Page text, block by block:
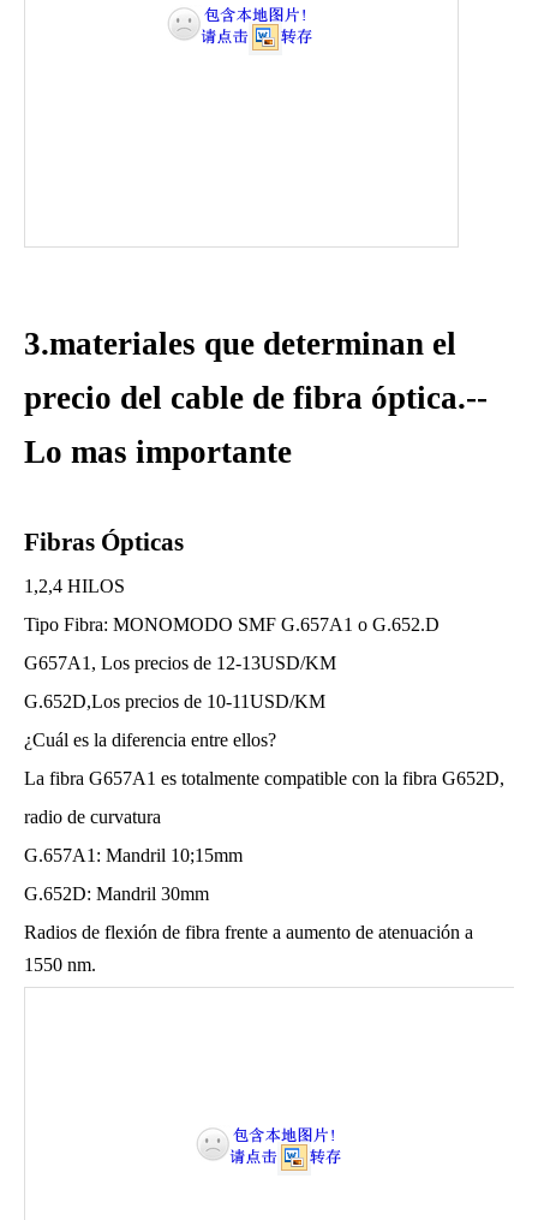
3.materiales que determinan el
precio del cable de fibra óptica.--
Lo mas importante
Fibras Ópticas
1,2,4 HILOS
Tipo Fibra: MONOMODO SMF G.657A1 o G.652.D
G657A1, Los precios de 12-13USD/KM
G.652D,Los precios de 10-11USD/KM
¿Cuál es la diferencia entre ellos?
La fibra G657A1 es totalmente compatible con la fibra G652D,
radio de curvatura
G.657A1: Mandril 10;15mm
G.652D: Mandril 30mm
Radios de flexión de fibra frente a aumento de atenuación a
1550 nm.